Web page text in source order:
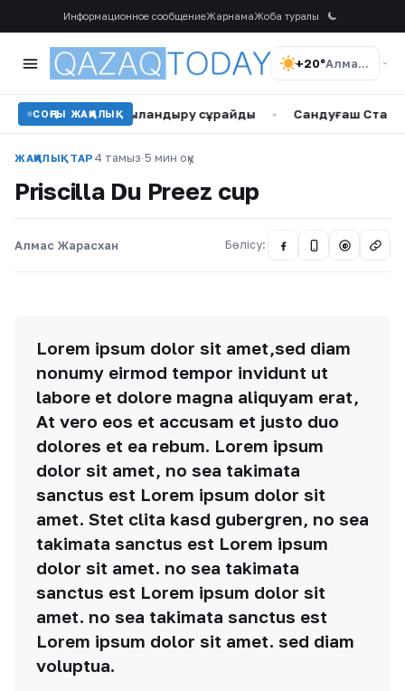
Информационное сообщениеЖарнамаЖоба туралы
+20° Алматы
СОҢҒЫ ЖАҢАЛЫҚ
қаржыландыру сұрайды • Сандуғаш Стамғазиева
ЖАҢАЛЫҚТАР 4 тамыз·5 мин оқу
Priscilla Du Preez cup
Алмас Жарасхан Бөлісу: @
Lorem ipsum dolor sit amet,sed diam
nonumy eirmod tempor invidunt ut
labore et dolore magna aliquyam erat,
At vero eos et accusam et justo duo
dolores et ea rebum. Lorem ipsum
dolor sit amet, no sea takimata
sanctus est Lorem ipsum dolor sit
amet. Stet clita kasd gubergren, no sea
takimata sanctus est Lorem ipsum
dolor sit amet. no sea takimata
sanctus est Lorem ipsum dolor sit
amet. no sea takimata sanctus est
Lorem ipsum dolor sit amet. sed diam
voluptua.